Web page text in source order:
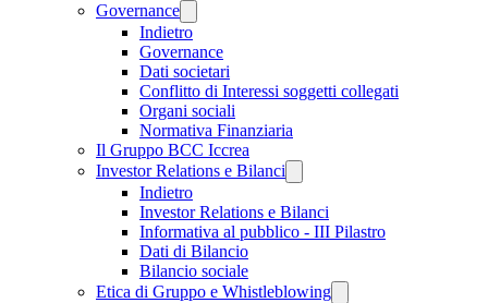
Governance
Indietro
Governance
Dati societari
Conflitto di Interessi soggetti collegati
Organi sociali
Normativa Finanziaria
Il Gruppo BCC Iccrea
Investor Relations e Bilanci
Indietro
Investor Relations e Bilanci
Informativa al pubblico - III Pilastro
Dati di Bilancio
Bilancio sociale
Etica di Gruppo e Whistleblowing